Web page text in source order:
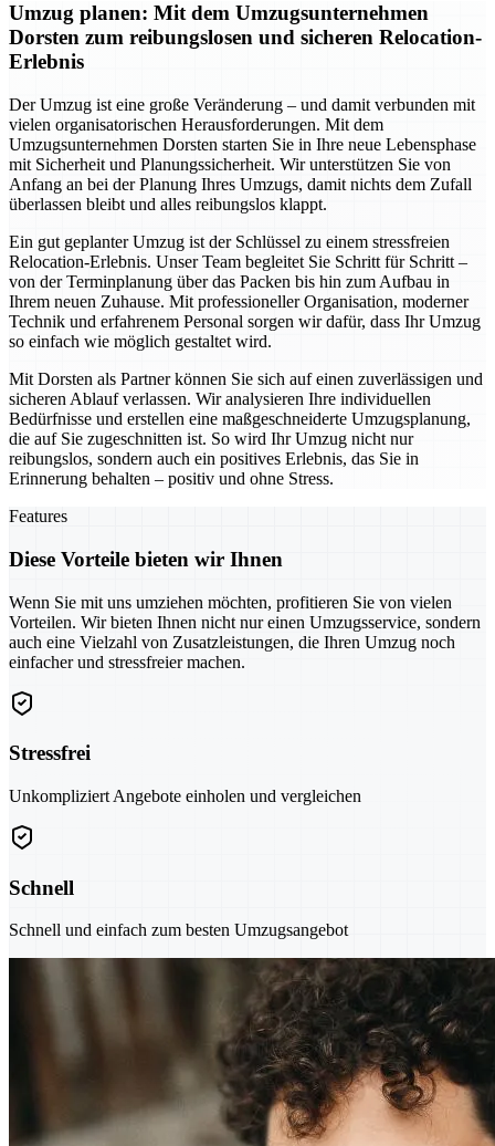
Umzug planen: Mit dem Umzugsunternehmen
Dorsten zum reibungslosen und sicheren Relocation-
Erlebnis
Der Umzug ist eine große Veränderung – und damit verbunden mit
vielen organisatorischen Herausforderungen. Mit dem
Umzugsunternehmen Dorsten starten Sie in Ihre neue Lebensphase
mit Sicherheit und Planungssicherheit. Wir unterstützen Sie von
Anfang an bei der Planung Ihres Umzugs, damit nichts dem Zufall
überlassen bleibt und alles reibungslos klappt.
Ein gut geplanter Umzug ist der Schlüssel zu einem stressfreien
Relocation-Erlebnis. Unser Team begleitet Sie Schritt für Schritt –
von der Terminplanung über das Packen bis hin zum Aufbau in
Ihrem neuen Zuhause. Mit professioneller Organisation, moderner
Technik und erfahrenem Personal sorgen wir dafür, dass Ihr Umzug
so einfach wie möglich gestaltet wird.
Mit Dorsten als Partner können Sie sich auf einen zuverlässigen und
sicheren Ablauf verlassen. Wir analysieren Ihre individuellen
Bedürfnisse und erstellen eine maßgeschneiderte Umzugsplanung,
die auf Sie zugeschnitten ist. So wird Ihr Umzug nicht nur
reibungslos, sondern auch ein positives Erlebnis, das Sie in
Erinnerung behalten – positiv und ohne Stress.
Features
Diese Vorteile bieten wir Ihnen
Wenn Sie mit uns umziehen möchten, profitieren Sie von vielen
Vorteilen. Wir bieten Ihnen nicht nur einen Umzugsservice, sondern
auch eine Vielzahl von Zusatzleistungen, die Ihren Umzug noch
einfacher und stressfreier machen.
Stressfrei
Unkompliziert Angebote einholen und vergleichen
Schnell
Schnell und einfach zum besten Umzugsangebot